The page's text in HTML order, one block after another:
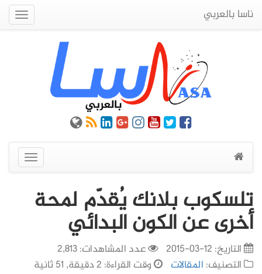
ناسا بالعربي
عرض
القائمة
تلسكوب بلانك يُقدّم لمحة
أخرى عن الكون البدائي
التاريخ: 12-03-2015
عدد المشاهدات: 2,813
التصنيف: المقالات وقت القراءة: 2 دقيقة, 51 ثانية